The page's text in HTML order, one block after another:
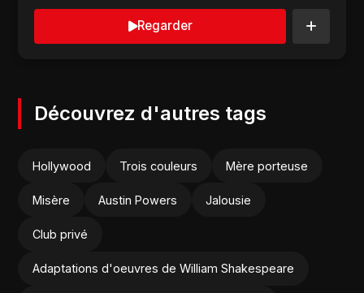
Regarder
Découvrez d'autres tags
Hollywood Trois couleurs Mère porteuse
Misère Austin Powers Jalousie
Club privé
Adaptations d'oeuvres de William Shakespeare